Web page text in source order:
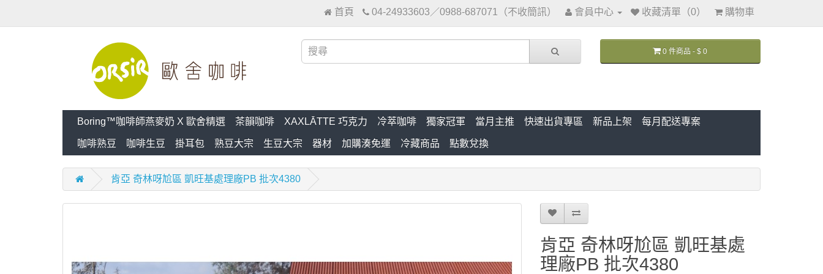
首頁 04-24933603／0988-687071（不收簡訊） 會員中心 收藏清單（0） 購物車
0 件商品 - $ 0
Boring™咖啡師燕麥奶 X 歐舍精選 茶韻咖啡 XAXLĀTTE 巧克力 冷萃咖啡 獨家冠軍 當月主推 快速出貨專區 新品上架 每月配送專案
咖啡熟豆 咖啡生豆 掛耳包 熟豆大宗 生豆大宗 器材 加購湊免運 冷藏商品 點數兌換
肯亞 奇林呀尬區 凱旺基處理廠PB 批次4380
肯亞 奇林呀尬區 凱旺基處
理廠PB 批次4380